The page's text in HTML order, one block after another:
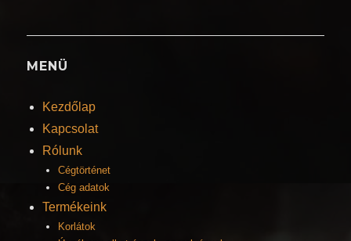
MENÜ
Kezdőlap
Kapcsolat
Rólunk
Cégtörténet
Cég adatok
Termékeink
Korlátok